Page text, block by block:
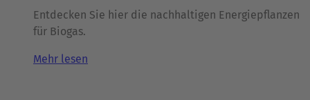
Entdecken Sie hier die nachhaltigen Energiepflanzen
für Biogas.
Mehr lesen